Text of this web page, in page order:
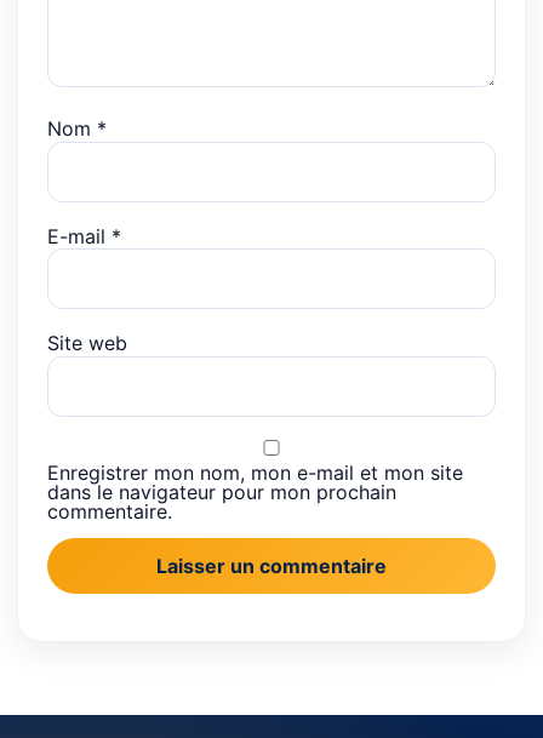
Nom *
E-mail *
Site web
Enregistrer mon nom, mon e-mail et mon site
dans le navigateur pour mon prochain
commentaire.